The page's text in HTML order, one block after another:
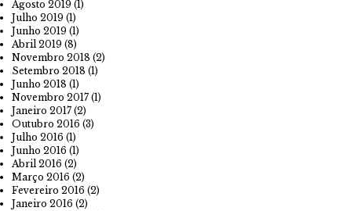
Agosto 2019 (1)
Julho 2019 (1)
Junho 2019 (1)
Abril 2019 (8)
Novembro 2018 (2)
Setembro 2018 (1)
Junho 2018 (1)
Novembro 2017 (1)
Janeiro 2017 (2)
Outubro 2016 (3)
Julho 2016 (1)
Junho 2016 (1)
Abril 2016 (2)
Março 2016 (2)
Fevereiro 2016 (2)
Janeiro 2016 (2)